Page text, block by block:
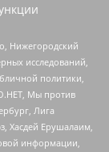
Нижегородский
исследований,
политики,
Мы против
Лига
Хасдей Ерушалаим,
информации,